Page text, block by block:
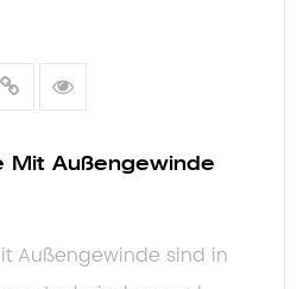
Mit Außengewinde
Außengewinde sind in